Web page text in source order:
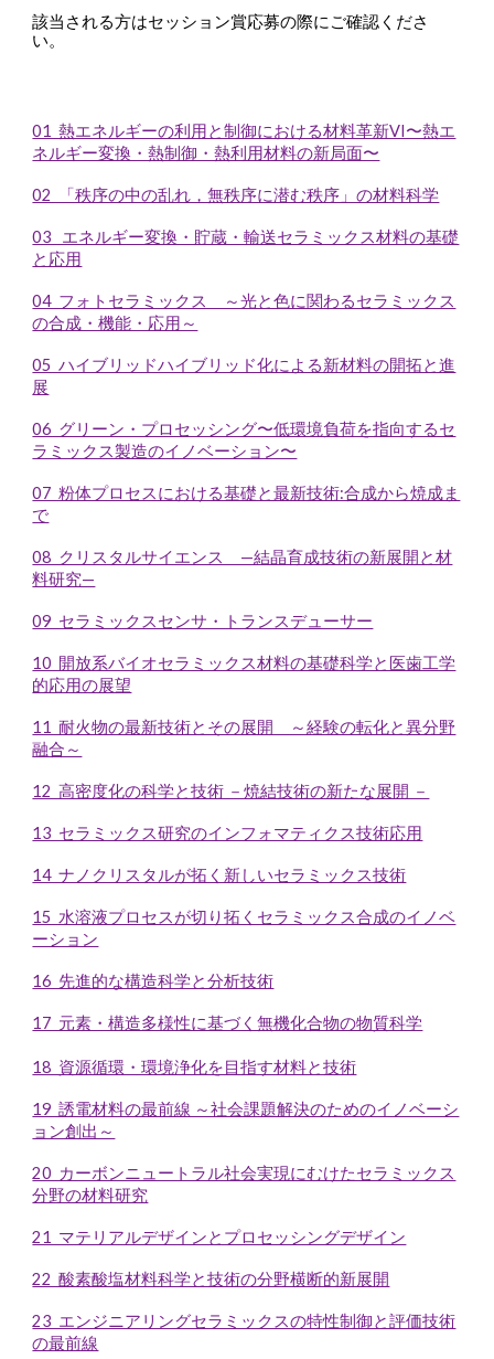
該当される方はセッション賞応募の際にご確認くださ
い。
01 熱エネルギーの利用と制御における材料革新VI〜熱エ
ネルギー変換・熱制御・熱利用材料の新局面〜
02 「秩序の中の乱れ，無秩序に潜む秩序」の材料科学
03 エネルギー変換・貯蔵・輸送セラミックス材料の基礎
と応用
04 フォトセラミックス ～光と色に関わるセラミックス
の合成・機能・応用～
05 ハイブリッドハイブリッド化による新材料の開拓と進
展
06 グリーン・プロセッシング〜低環境負荷を指向するセ
ラミックス製造のイノベーション〜
07 粉体プロセスにおける基礎と最新技術:合成から焼成ま
で
08 クリスタルサイエンス —結晶育成技術の新展開と材
料研究—
09 セラミックスセンサ・トランスデューサー
10 開放系バイオセラミックス材料の基礎科学と医歯工学
的応用の展望
11 耐火物の最新技術とその展開 ～経験の転化と異分野
融合～
12 高密度化の科学と技術 －焼結技術の新たな展開 －
13 セラミックス研究のインフォマティクス技術応用
14 ナノクリスタルが拓く新しいセラミックス技術
15 水溶液プロセスが切り拓くセラミックス合成のイノベ
ーション
16 先進的な構造科学と分析技術
17 元素・構造多様性に基づく無機化合物の物質科学
18 資源循環・環境浄化を目指す材料と技術
19 誘電材料の最前線 ～社会課題解決のためのイノベーシ
ョン創出～
20 カーボンニュートラル社会実現にむけたセラミックス
分野の材料研究
21 マテリアルデザインとプロセッシングデザイン
22 酸素酸塩材料科学と技術の分野横断的新展開
23 エンジニアリングセラミックスの特性制御と評価技術
の最前線